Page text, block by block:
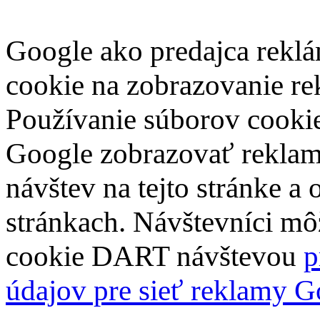
Google ako predajca
cookie na zobrazovanie
Používanie súborov
Google zobrazovať
návštev na tejto stránke a
stránkach. Návštevníci
cookie DART návštevou
údajov pre sieť reklamy